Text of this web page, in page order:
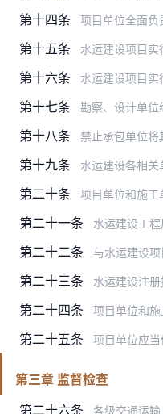
第十四条 项目单位全面负责水运建设项目的
第十五条 水运建设项目实行招标投标的，应当严格遵守国家有关招
第十六条 水运建设项目实行设计施工总承包的，总承包单位应当加
第十七条 勘察、设计单位经项目单位同意，可以将工程设计中跨专
第十八条 禁止承包单位将其承包的水
第十九条 水运建设各相关
第二十条 项目单位和施工单位应当加强工程款管理，专款
第二十一条 水运建设工程质量实行终
第二十二条 与水运建设项目单位签订合同后，勘察、设计、
第二十三条 水运建设注册执业人
第二十四条 项目单位和施工、工程监理等单位应当采用信息化
第二十五条 项目单位应当依据国家有关信用管理的规
第三章 监督检查
第二十六条
各级交通运输主管部门应当加强对水运建设市场的